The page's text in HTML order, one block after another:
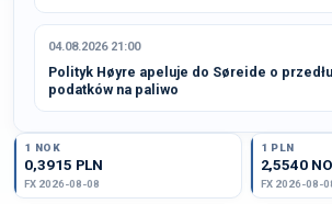
04.08.2026 21:00
Polityk Høyre apeluje do Søreide o
podatków na paliwo
1 NOK
0,3915 PLN
FX 2026-08-08
1 PLN
2,5540
FX 2026-08-